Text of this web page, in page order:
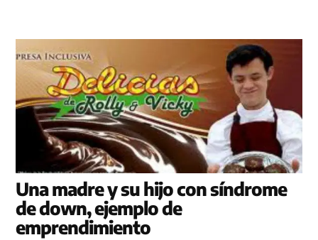
Una madre y su hijo con síndrome
de down, ejemplo de
emprendimiento